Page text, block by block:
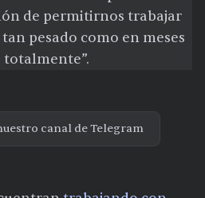
de permitirnos trabajar
pesado como en meses
totalmente”.
canal de Telegram